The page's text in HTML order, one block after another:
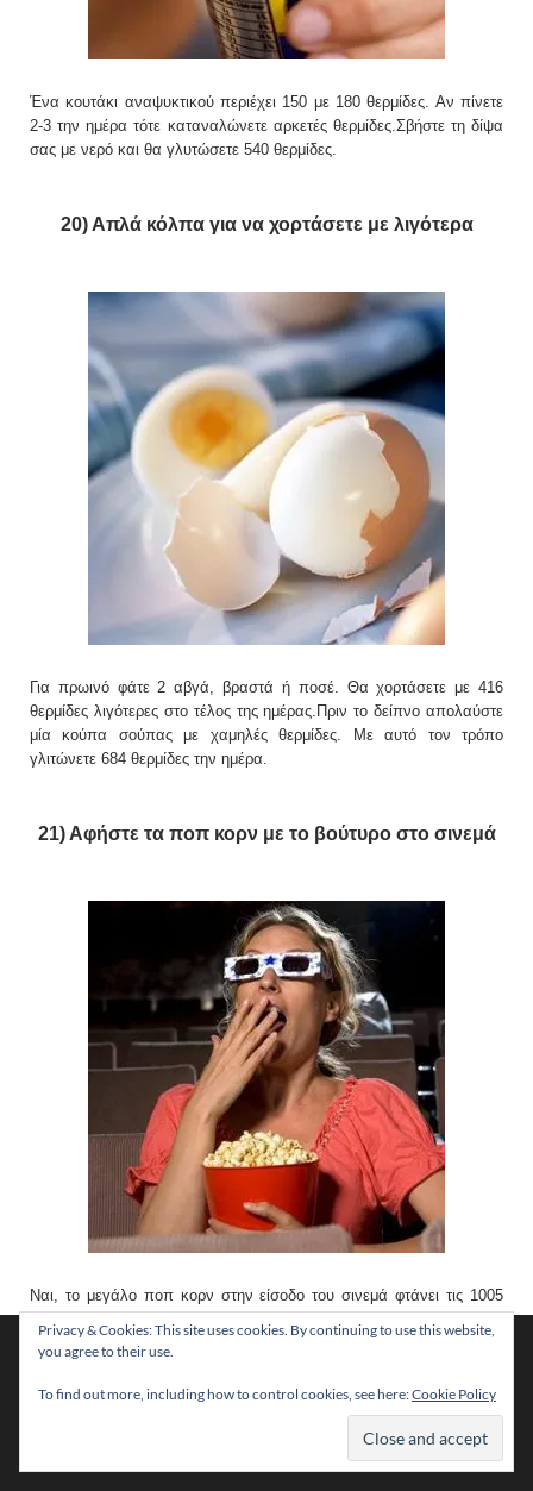
Ένα κουτάκι αναψυκτικού περιέχει 150 με 180 θερμίδες. Αν πίνετε
2-3 την ημέρα τότε καταναλώνετε αρκετές θερμίδες.Σβήστε τη δίψα
σας με νερό και θα γλυτώσετε 540 θερμίδες.
20) Απλά κόλπα για να χορτάσετε με λιγότερα
Για πρωινό φάτε 2 αβγά, βραστά ή ποσέ. Θα χορτάσετε με 416
θερμίδες λιγότερες στο τέλος της ημέρας.Πριν το δείπνο απολαύστε
μία κούπα σούπας με χαμηλές θερμίδες. Με αυτό τον τρόπο
γλιτώνετε 684 θερμίδες την ημέρα.
21) Αφήστε τα ποπ κορν με το βούτυρο στο σινεμά
Ναι, το μεγάλο ποπ κορν στην είσοδο του σινεμά φτάνει τις 1005
περισσότερες από 700 θερμίδες.
22) Συντονιστείτε με την κοιλιά σας
Χρησιμοποιούμε cookies για να σας προσφέρουμε τη
βέλτιστη εμπειρία πλοήγησης στον ιστότοπό μας.
Μπορείτε να μάθετε ποια cookies χρησιμοποιούμε ή να τα
απενεργοποιήσετε στιςρυθμίσεις
Privacy & Cookies: This site uses cookies. By continuing to use this website,
you agree to their use.
To find out more, including how to control cookies, see here:Cookie Policy